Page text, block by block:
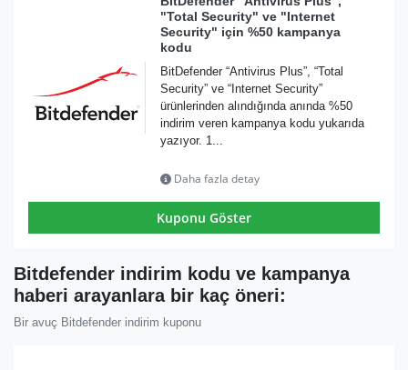
"Total Security" ve "Internet
Security" için %50 kampanya
kodu
BitDefender “Antivirus Plus”, “Total
Security” ve “Internet Security”
ürünlerinden alındığında anında %50
indirim veren kampanya kodu yukarıda
yazıyor. 1...
Daha fazla detay
Kuponu Göster
Bitdefender indirim kodu ve kampanya
haberi arayanlara bir kaç öneri:
Bir avuç Bitdefender indirim kuponu